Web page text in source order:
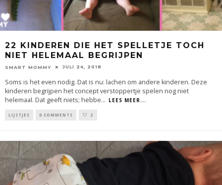
22 KINDEREN DIE HET SPELLETJE TOCH
NIET HELEMAAL BEGRIJPEN
SMART MOMMY JULI 24, 2018
Soms is het even nodig. Dat is nu: lachen om andere kinderen. Deze
kinderen begrijpen het concept verstoppertje spelen nog niet
helemaal. Dat geeft niets; hebbe... LEES MEER...
LIJSTJES 0 COMMENTS 2